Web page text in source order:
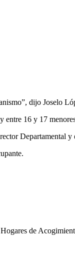
dijo Joselo
16 y 17
Departamental y
de